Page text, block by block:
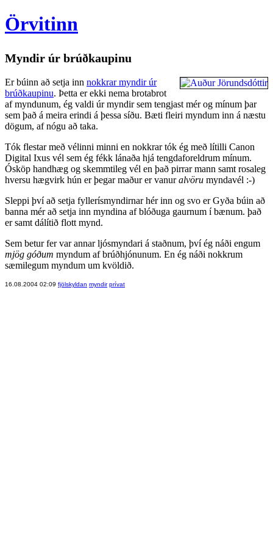
Örvitinn
Myndir úr brúðkaupinu
Er búinn að setja inn nokkrar myndir úr
brúðkaupinu. Þetta er ekki nema brotabrot
af myndunum, ég valdi úr myndir sem tengjast mér og mínum þar
sem það á meira erindi á þessa síðu. Bæti fleiri myndum inn á næstu
dögum, af nógu að taka.
Tók flestar með vélinni minni en nokkrar tók ég með lítilli Canon
Digital Ixus vél sem ég fékk lánaða hjá tengdaforeldrum mínum.
Ósköp handhæg og skemmtileg vél en það pirrar mann samt rosaleg
hversu hægvirk hún er þegar maður er vanuralvöru myndavél :-)
Sleppi því að setja fyllerísmyndirnar hér inn og svo er Gyða búin að
banna mér að setja inn myndina af blóðuga gaurnum í bænum. það
er samt dálítið flott mynd.
Sem betur fer var annar ljósmyndari á staðnum, því ég náði engum
mjög góðum myndum af brúðhjónunum. En ég náði nokkrum
sæmilegum myndum um kvöldið.
16.08.2004 02:09 fjölskyldan myndir prívat